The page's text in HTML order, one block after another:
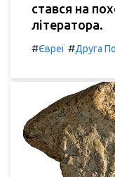
стався на
літератора.
#Євреї #Друга